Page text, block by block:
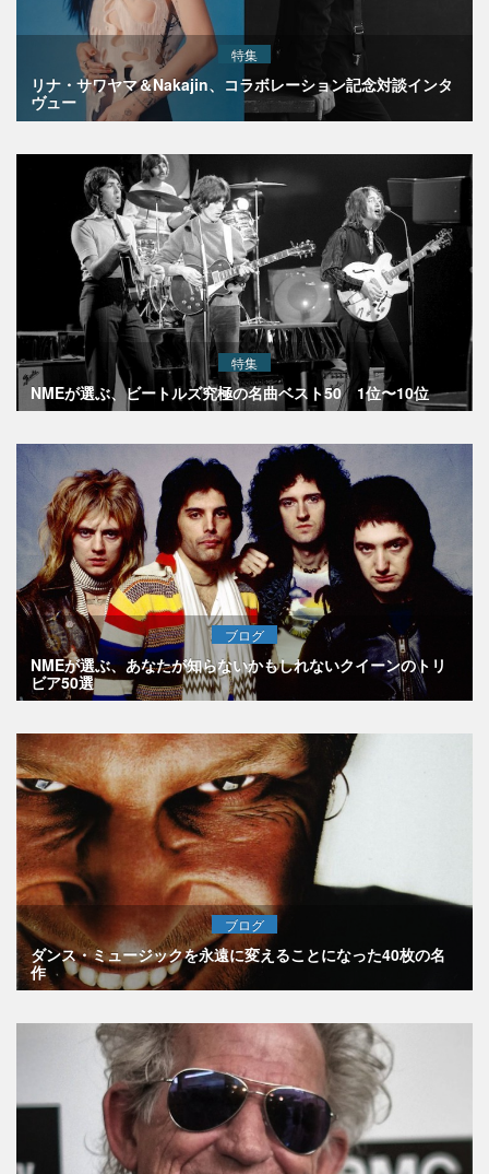
特集
リナ・サワヤマ＆Nakajin、コラボレーション記念対談インタ
ヴュー
特集
NMEが選ぶ、ビートルズ究極の名曲ベスト50 1位〜10位
ブログ
NMEが選ぶ、あなたが知らないかもしれないクイーンのトリ
ビア50選
ブログ
ダンス・ミュージックを永遠に変えることになった40枚の名
作